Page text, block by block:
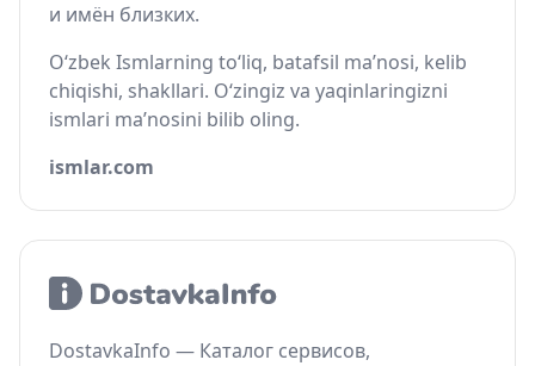
и имён близких.
O‘zbek Ismlarning to‘liq, batafsil ma’nosi, kelib
chiqishi, shakllari. O‘zingiz va yaqinlaringizni
ismlari ma’nosini bilib oling.
ismlar.com
DostavkaInfo — Каталог сервисов,